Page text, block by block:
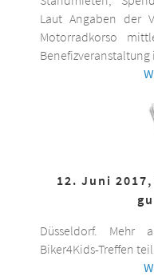
Laut Angaben der
Motorradkorso
Benefizveranstaltung
12. Juni
Düsseldorf. Mehr
Biker4Kids-Treffen teil.